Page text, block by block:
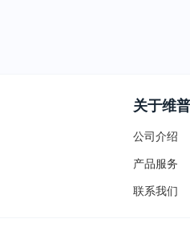
关于维普
公司介绍
产品服务
联系我们